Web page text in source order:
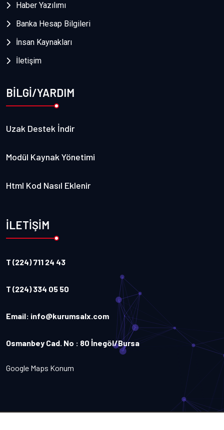
Haber Yazılımı
Banka Hesap Bilgileri
İnsan Kaynakları
İletişim
BİLGİ/YARDIM
Uzak Destek İndir
Modül Kaynak Yönetimi
Html Kod Nasıl Eklenir
İLETİŞİM
T (224) 711 24 43
T (224) 334 05 50
Email: info@kurumsalx.com
Osmanbey Cad. No : 80 İnegöl/Bursa
Google Maps Konum